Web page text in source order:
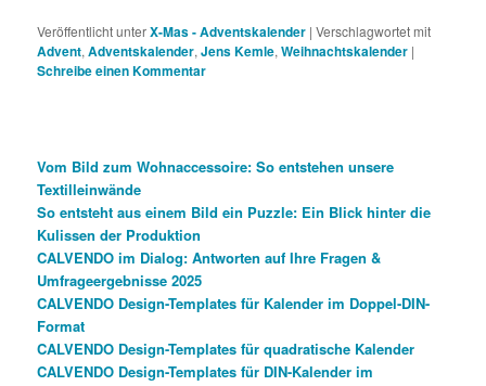
Veröffentlicht unterX-Mas - Adventskalender |Verschlagwortet mit
Advent,Adventskalender,Jens Kemle,Weihnachtskalender |
Schreibe einen Kommentar
Vom Bild zum Wohnaccessoire: So entstehen unsere
Textilleinwände
So entsteht aus einem Bild ein Puzzle: Ein Blick hinter die
Kulissen der Produktion
CALVENDO im Dialog: Antworten auf Ihre Fragen &
Umfrageergebnisse 2025
CALVENDO Design-Templates für Kalender im Doppel-DIN-
Format
CALVENDO Design-Templates für quadratische Kalender
CALVENDO Design-Templates für DIN-Kalender im